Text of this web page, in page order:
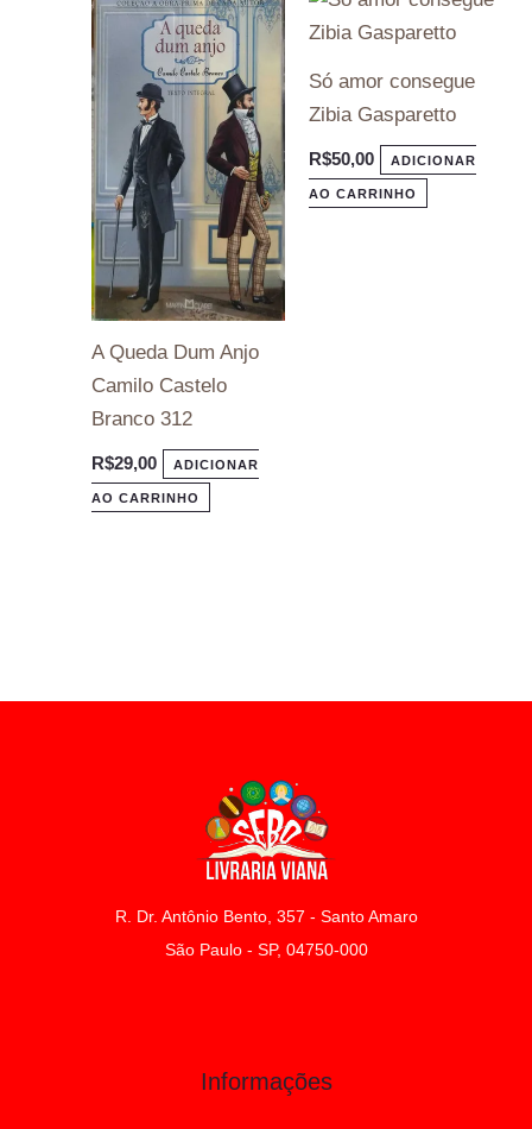
A Queda Dum Anjo
Camilo Castelo
Branco 312
R$29,00 ADICIONAR
AO CARRINHO
Só amor consegue
Zibia Gasparetto
R$50,00 ADICIONAR
AO CARRINHO
R. Dr. Antônio Bento, 357 - Santo Amaro
São Paulo - SP, 04750-000
Informações